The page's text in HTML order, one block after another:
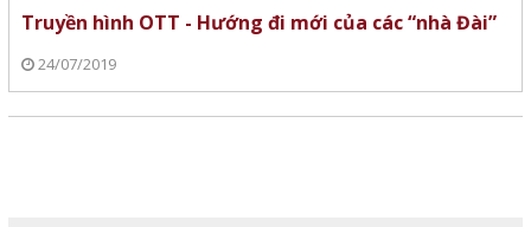
Truyền hình OTT - Hướng đi mới của các “nhà Đài”
24/07/2019